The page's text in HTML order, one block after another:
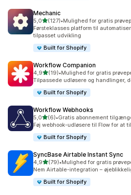
Mechanic
5,0ud af 5 stjerner
(127)
127 anmeldelser i alt
•Mulighed for gratis
Førsteklasses platform til
tilpasset udvikling
Built for Shopify
Workflow Companion
4,9ud af 5 stjerner
(19)
19 anmeldelser i alt
•Mulighed for gratis
Tilpassede udløsere og handlinger,
Built for Shopify
Workflow Webhooks
5,0ud af 5 stjerner
(6)
6 anmeldelser i alt
•Gratis abonnement
Føj webhook-udløsere til Flow for at
Built for Shopify
SyncBase Airtable Instant Sync
4,9ud af 5 stjerner
(79)
79 anmeldelser i alt
•Mulighed for gratis
Nem Airtable-integration –
Built for Shopify